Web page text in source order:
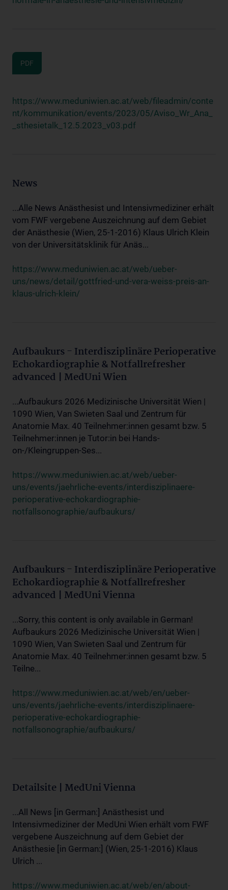
PDF
https://www.meduniwien.ac.at/web/fileadmin/conte
nt/kommunikation/events/2023/05/Aviso_Wr_Ana_
_sthesietalk_12.5.2023_v03.pdf
News
...Alle News Anästhesist und Intensivmediziner erhält
vom FWF vergebene Auszeichnung auf dem Gebiet
der Anästhesie (Wien, 25-1-2016) Klaus Ulrich Klein
von der Universitätsklinik für Anäs...
https://www.meduniwien.ac.at/web/ueber-
uns/news/detail/gottfried-und-vera-weiss-preis-an-
klaus-ulrich-klein/
Aufbaukurs - Interdisziplinäre Perioperative
Echokardiographie & Notfallrefresher
advanced | MedUni Wien
...Aufbaukurs 2026 Medizinische Universität Wien |
1090 Wien, Van Swieten Saal und Zentrum für
Anatomie Max. 40 Teilnehmer:innen gesamt bzw. 5
Teilnehmer:innen je Tutor:in bei Hands-
on-/Kleingruppen-Ses...
https://www.meduniwien.ac.at/web/ueber-
uns/events/jaehrliche-events/interdisziplinaere-
perioperative-echokardiographie-
notfallsonographie/aufbaukurs/
Aufbaukurs - Interdisziplinäre Perioperative
Echokardiographie & Notfallrefresher
advanced | MedUni Vienna
...Sorry, this content is only available in German!
Aufbaukurs 2026 Medizinische Universität Wien |
1090 Wien, Van Swieten Saal und Zentrum für
Anatomie Max. 40 Teilnehmer:innen gesamt bzw. 5
Teilne...
https://www.meduniwien.ac.at/web/en/ueber-
uns/events/jaehrliche-events/interdisziplinaere-
perioperative-echokardiographie-
notfallsonographie/aufbaukurs/
Detailsite | MedUni Vienna
...All News [in German:] Anästhesist und
Intensivmediziner der MedUni Wien erhält vom FWF
vergebene Auszeichnung auf dem Gebiet der
Anästhesie [in German:] (Wien, 25-1-2016) Klaus
Ulrich ...
https://www.meduniwien.ac.at/web/en/about-